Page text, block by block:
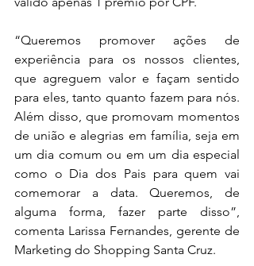
“Queremos promover ações de
experiência para os nossos clientes,
que agreguem valor e façam sentido
para eles, tanto quanto fazem para nós.
Além disso, que promovam momentos
de união e alegrias em família, seja em
um dia comum ou em um dia especial
como o Dia dos Pais para quem vai
comemorar a data. Queremos, de
alguma forma, fazer parte disso”,
comenta Larissa Fernandes, gerente de
Marketing do Shopping Santa Cruz.